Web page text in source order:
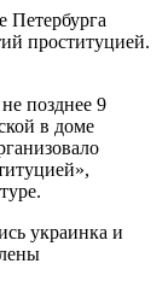
Петербурга
проституцией.
позднее 9
в доме
украинка и